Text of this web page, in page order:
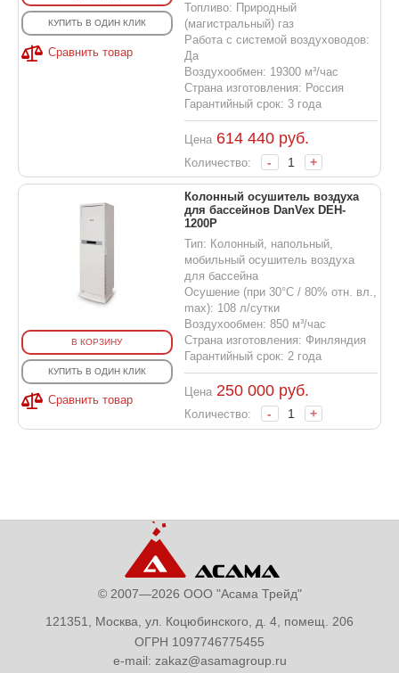
КУПИТЬ В ОДИН КЛИК
Сравнить товар
Топливо: Природный
(магистральный) газ
Работа с системой воздуховодов:
Да
Воздухообмен: 19300 м³/час
Страна изготовления: Россия
Гарантийный срок: 3 года
Цена 614 440руб.
Количество: - +
В КОРЗИНУ
КУПИТЬ В ОДИН КЛИК
Сравнить товар
Колонный осушитель воздуха
для бассейнов DanVex DEH-
1200P
Тип: Колонный, напольный,
мобильный осушитель воздуха
для бассейна
Осушение (при 30°С / 80% отн. вл.,
max): 108 л/сутки
Воздухообмен: 850 м³/час
Страна изготовления: Финляндия
Гарантийный срок: 2 года
Цена 250 000руб.
Количество: - +
© 2007—2026 ООО "Асама Трейд"
121351, Москва, ул. Коцюбинского, д. 4, помещ. 206
ОГРН 1097746775455
e-mail: zakaz@asamagroup.ru